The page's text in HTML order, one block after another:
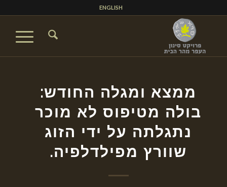
ENGLISH
ממצא ומגלה החודש:
בולה מטיפוס לא מוכר
נתגלתה על ידי הזוג
שוורץ מפילדלפיה.